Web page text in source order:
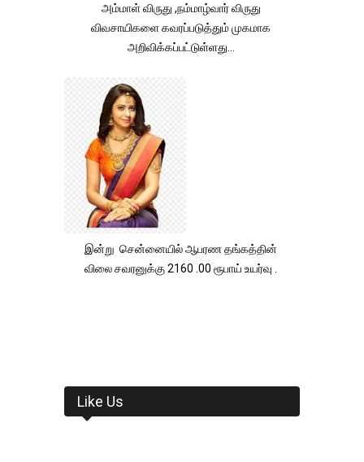
அம்மாள் விருது ,நம்மாழ்வார் விருது
விவசாயிகளை கவரப்படுத்தும் முகமாக
அறிவிக்கப்பட்டுள்ளது...
இன்று சென்னையில் ஆபரண தங்கத்தின்
விலை சவரனுக்கு 2160 .00 ரூபாய் உயர்வு .
Like Us